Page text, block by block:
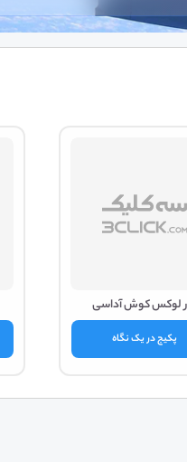
لوکس کوش آداسی
پکیج در یک نگاه